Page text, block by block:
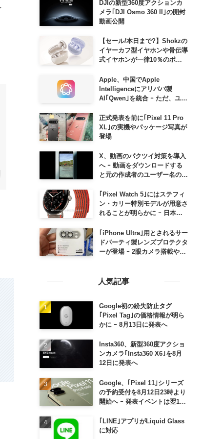
DJIの新型360度アクションカ
メラ｢DJI Osmo 360 II｣の開封
動画公開
【セール/本日まで?】Shokzの
イヤーカフ型イヤホンや骨伝導
式イヤホンが一律10％のポイ
Apple、中国でApple
Intelligenceにアリババ製
AI｢Qwen｣を統合 ｰ ただ、ユー
正式発表を前に｢Pixel 11 Pro
XL｣の実機やパッケージ写真が
登場
X、動画のパクツイ対策を導入
へ ｰ 動画をダウンロードする
と元の作成者のユーザー名の透
｢Pixel Watch 5｣にはステフィ
ン・カリー特別モデルが用意さ
れることが明らかに ｰ 日本で
う｢iPhone Ultra｣用とされるサー
ドパーティ製レンズプロテクタ
ーが登場 ｰ 2眼カメラ搭載や一
人気記事
Google初の紛失防止タグ
｢Pixel Tag｣の価格情報が明ら
かに ｰ 8月13日に発表へ
Insta360、新型360度アクショ
ンカメラ｢Insta360 X6｣を8月
12日に発表へ
Google、｢Pixel 11｣シリーズ
の予約受付を8月12日23時より
開始へ ｰ 発表イベントは翌13
｢LINE｣アプリがLiquid Glass
に対応